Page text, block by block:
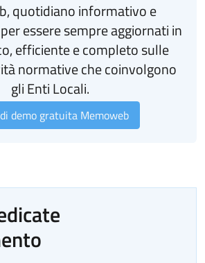
quotidiano informativo e
essere sempre aggiornati in
efficiente e completo sulle
normative che coinvolgono
gli Enti Locali.
demo gratuita Memoweb